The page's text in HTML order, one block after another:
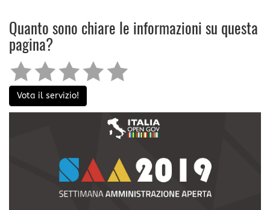
Quanto sono chiare le informazioni su questa
pagina?
Vota il servizio!